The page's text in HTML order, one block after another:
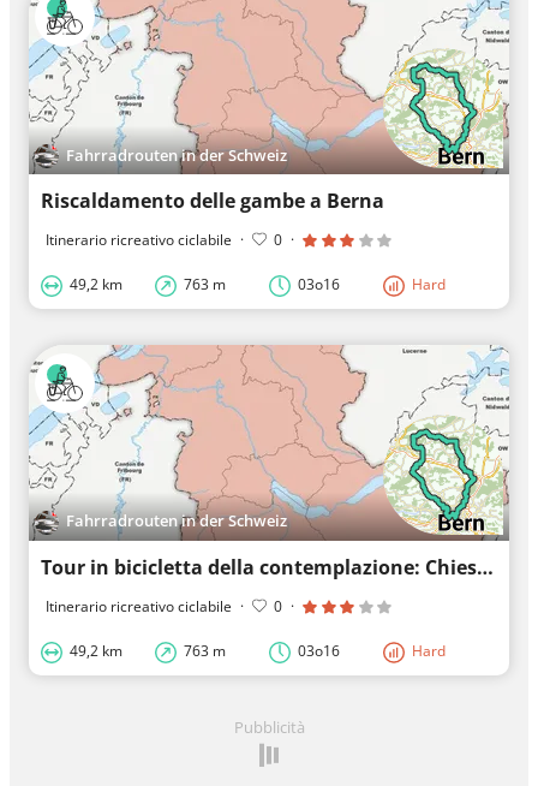
Fahrradrouten in der Schweiz
Riscaldamento delle gambe a Berna
Itinerario ricreativo ciclabile · 0 ·
49,2 km 763 m 03o16 Hard
Fahrradrouten in der Schweiz
Tour in bicicletta della contemplazione: Chiesa dello Spirito Santo
Itinerario ricreativo ciclabile · 0 ·
49,2 km 763 m 03o16 Hard
Pubblicità